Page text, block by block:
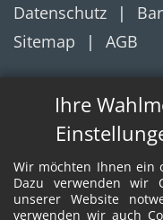
Ihre
Wir möchten Ihnen ein
Dazu verwenden wir
unserer Website
verwenden wir auch
Datenschutz
Sitemap
AGB